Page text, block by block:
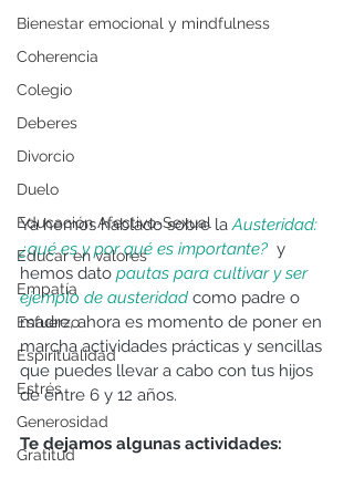
Bienestar emocional y mindfulness
Coherencia
Colegio
Deberes
Divorcio
Duelo
Educación Afectivo-Sexual
Educar en valores
Empatía
Esfuerzo
Espiritualidad
Estrés
Generosidad
Gratitud
Ya hemos hablado sobre la Austeridad:
¿qué es y por qué es importante?
  y
hemos dato pautas para cultivar y ser
ejemplo de austeridad como padre o
madre, ahora es momento de poner en
marcha actividades prácticas y sencillas
que puedes llevar a cabo con tus hijos
de entre 6 y 12 años.
Te dejamos algunas actividades: